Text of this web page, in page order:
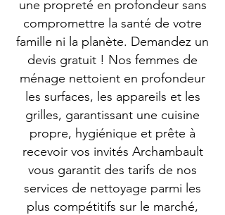
une propreté en profondeur sans
compromettre la santé de votre
famille ni la planète. Demandez un
devis gratuit ! Nos femmes de
ménage nettoient en profondeur
les surfaces, les appareils et les
grilles, garantissant une cuisine
propre, hygiénique et prête à
recevoir vos invités Archambault
vous garantit des tarifs de nos
services de nettoyage parmi les
plus compétitifs sur le marché,